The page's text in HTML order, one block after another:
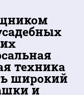
техника
широкий
и